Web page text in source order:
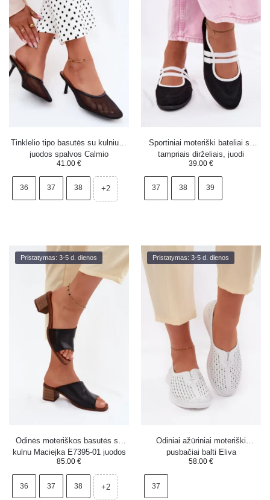
Tinklelio tipo basutės su kulniuku
juodos spalvos Calmio
41.00 €
36 37 38 +2
Sportiniai moteriški bateliai su
tampriais dirželiais, juodi
Donatella
39.00 €
37 38 39
Pristatymas: 3-5 d. dienos
Odinės moteriškos basutės su
kulnu Maciejka E7395-01 juodos
85.00 €
36 37 38 +2
Pristatymas: 3-5 d. dienos
Odiniai ažūriniai moteriški
pusbačiai balti Eliva
58.00 €
37